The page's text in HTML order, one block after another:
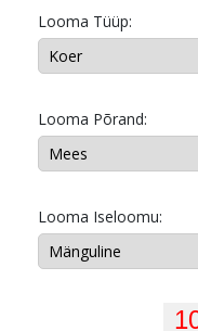
Looma Tüüp:
Looma Põrand:
Looma Iseloomu: